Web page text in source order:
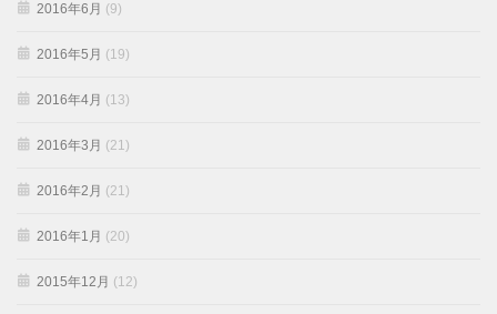
2016年6月 (9)
2016年5月 (19)
2016年4月 (13)
2016年3月 (21)
2016年2月 (21)
2016年1月 (20)
2015年12月 (12)